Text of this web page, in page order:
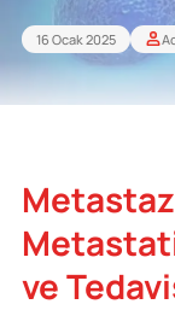
16 Ocak 2025
ve